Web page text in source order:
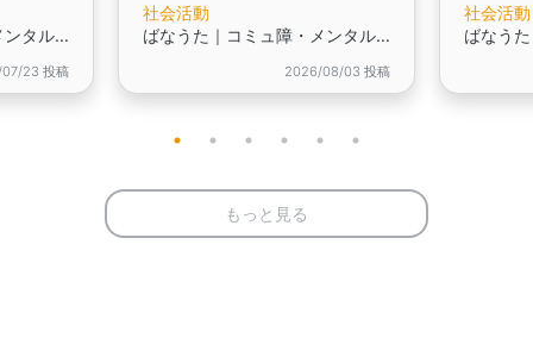
ばなうた｜コミュ障・メンタル疾患・HSP・発達障害・ニートなど、生きづらさを抱える方の居場所
23 投稿
社会活動
ばなうた｜コミュ障・メンタル疾患・HSP・発達障害・ニートなど、生きづらさを抱える方の居場所
2026/08/03 投稿
社会活動
もっと見る